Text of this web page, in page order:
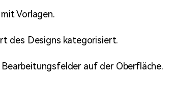
Vorlagen.
des Designs kategorisiert.
auf der Oberfläche.